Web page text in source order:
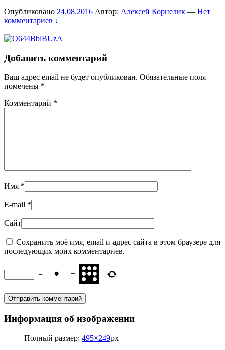
Опубликовано 24.08.2016 Автор: Алексей Корнелик — Нет
комментариев ↓
Добавить комментарий
Ваш адрес email не будет опубликован. Обязательные поля
помечены *
Комментарий *
Имя *
E-mail *
Сайт
Сохранить моё имя, email и адрес сайта в этом браузере для
последующих моих комментариев.
− =
Информация об изображении
Полный размер: 495×249px